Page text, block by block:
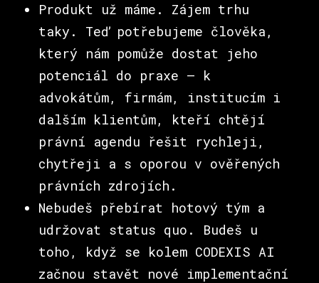
Produkt už máme. Zájem trhu
taky. Teď potřebujeme člověka,
který nám pomůže dostat jeho
potenciál do praxe – k
advokátům, firmám, institucím i
dalším klientům, kteří chtějí
právní agendu řešit rychleji,
chytřeji a s oporou v ověřených
právních zdrojích.
Nebudeš přebírat hotový tým a
udržovat status quo. Budeš u
toho, když se kolem CODEXIS AI
začnou stavět nové implementační